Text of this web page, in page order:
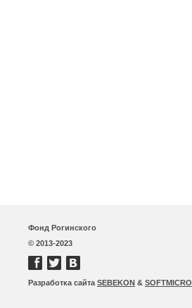
Фонд Рогинского
© 2013-2023
Разработка сайта SEBEKON & SOFTMICRO